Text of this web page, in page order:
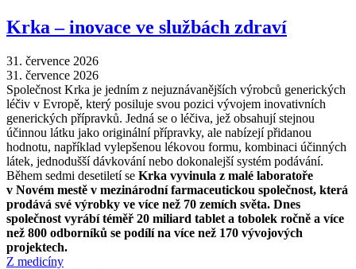
Krka –⁠ inovace ve službách zdraví
31. července 2026
31. července 2026
Společnost Krka je jedním z nejuznávanějších výrobců generických
léčiv v Evropě, který posiluje svou pozici vývojem inovativních
generických přípravků. Jedná se o léčiva, jež obsahují stejnou
účinnou látku jako originální přípravky, ale nabízejí přidanou
hodnotu, například vylepšenou lékovou formu, kombinaci účinných
látek, jednodušší dávkování nebo dokonalejší systém podávání.
Během sedmi desetiletí se Krka vyvinula z malé laboratoře
v Novém mestě v mezinárodní farmaceutickou společnost, která
prodává své výrobky ve více než 70 zemích světa. Dnes
společnost vyrábí téměř 20 miliard tablet a tobolek ročně a více
než 800 odborníků se podílí na více než 170 vývojových
projektech.
Z medicíny